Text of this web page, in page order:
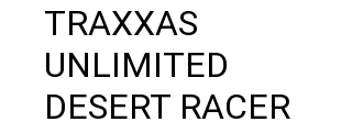
TRAXXAS
UNLIMITED
DESERT RACER